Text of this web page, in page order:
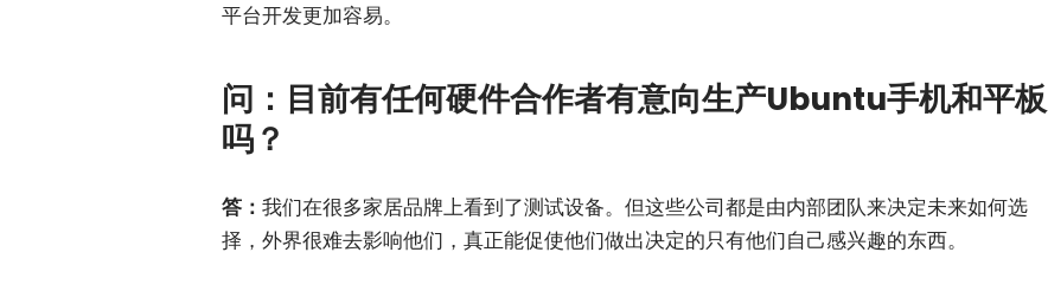
平台开发更加容易。
问：目前有任何硬件合作者有意向生产Ubuntu手机和平板
吗？
答： 我们在很多家居品牌上看到了测试设备。但这些公司都是由内部团队来决定未来如何选
择，外界很难去影响他们，真正能促使他们做出决定的只有他们自己感兴趣的东西。